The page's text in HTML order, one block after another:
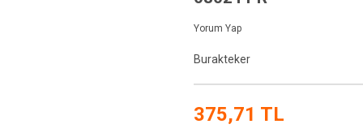
Yorum Yap
Burakteker
375,71 TL